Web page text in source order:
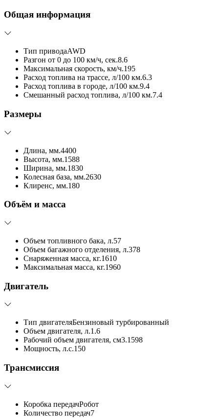
Общая информация
Тип приводаAWD
Разгон от 0 до 100 км/ч, сек.8.6
Максимальная скорость, км/ч.195
Расход топлива на трассе, л/100 км.6.3
Расход топлива в городе, л/100 км.9.4
Смешанный расход топлива, л/100 км.7.4
Размеры
Длина, мм.4400
Высота, мм.1588
Ширина, мм.1830
Колесная база, мм.2630
Клиренс, мм.180
Объём и масса
Объем топливного бака, л.57
Объем багажного отделения, л.378
Снаряженная масса, кг.1610
Максимальная масса, кг.1960
Двигатель
Тип двигателяБензиновый турбированный
Объем двигателя, л.1.6
Рабочий объем двигателя, см3.1598
Мощность, л.с.150
Трансмиссия
Коробка передачРобот
Количество передач7